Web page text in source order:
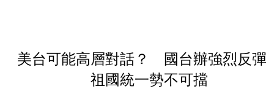
美台可能高層對話？ 國台辦強烈反彈
祖國統一勢不可擋